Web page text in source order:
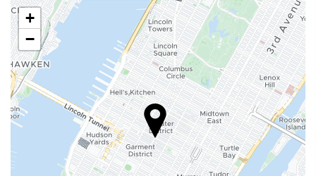
单点餐厅
酒巴
内部咖啡店
接待服务
24小时前台
+
−